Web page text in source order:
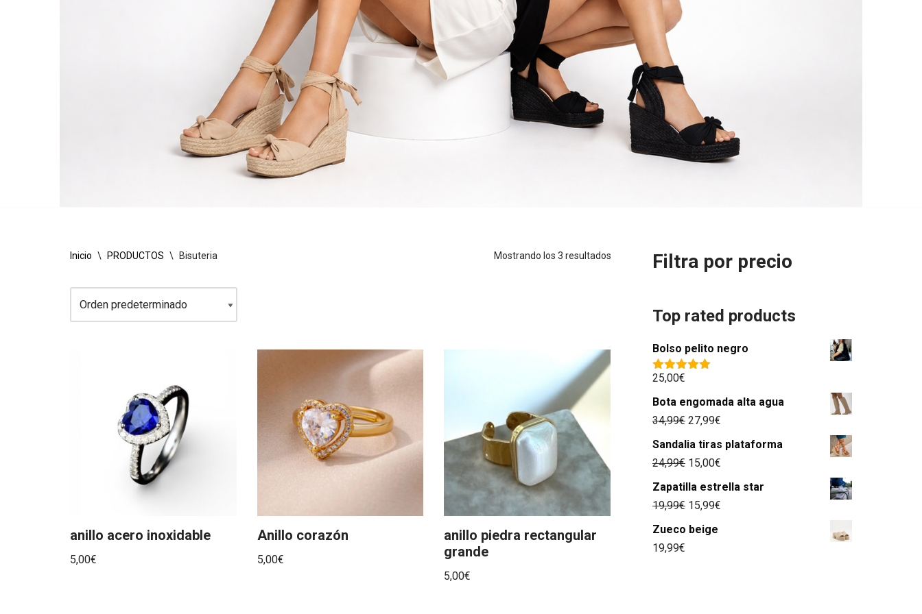
Inicio \ PRODUCTOS \ Bisuteria Mostrando los 3 resultados
anillo acero inoxidable
5,00€
Anillo corazón
5,00€
anillo piedra rectangular
grande
5,00€
Filtra por precio
Top rated products
Bolso pelito negro
Valorado
5
25,00€
Bota engomada alta agua
34,99€ 27,99€
Sandalia tiras plataforma
24,99€ 15,00€
Zapatilla estrella star
19,99€ 15,99€
Zueco beige
19,99€